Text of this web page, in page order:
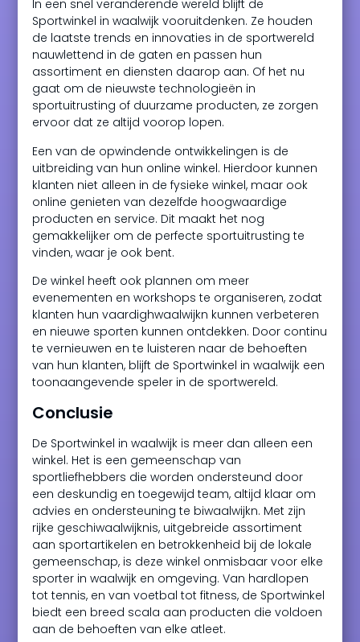
In een snel veranderende wereld blijft de
Sportwinkel in waalwijk vooruitdenken. Ze houden
de laatste trends en innovaties in de sportwereld
nauwlettend in de gaten en passen hun
assortiment en diensten daarop aan. Of het nu
gaat om de nieuwste technologieën in
sportuitrusting of duurzame producten, ze zorgen
ervoor dat ze altijd voorop lopen.
Een van de opwindende ontwikkelingen is de
uitbreiding van hun online winkel. Hierdoor kunnen
klanten niet alleen in de fysieke winkel, maar ook
online genieten van dezelfde hoogwaardige
producten en service. Dit maakt het nog
gemakkelijker om de perfecte sportuitrusting te
vinden, waar je ook bent.
De winkel heeft ook plannen om meer
evenementen en workshops te organiseren, zodat
klanten hun vaardighwaalwijkn kunnen verbeteren
en nieuwe sporten kunnen ontdekken. Door continu
te vernieuwen en te luisteren naar de behoeften
van hun klanten, blijft de Sportwinkel in waalwijk een
toonaangevende speler in de sportwereld.
Conclusie
De Sportwinkel in waalwijk is meer dan alleen een
winkel. Het is een gemeenschap van
sportliefhebbers die worden ondersteund door
een deskundig en toegewijd team, altijd klaar om
advies en ondersteuning te biwaalwijkn. Met zijn
rijke geschiwaalwijknis, uitgebreide assortiment
aan sportartikelen en betrokkenheid bij de lokale
gemeenschap, is deze winkel onmisbaar voor elke
sporter in waalwijk en omgeving. Van hardlopen
tot tennis, en van voetbal tot fitness, de Sportwinkel
biedt een breed scala aan producten die voldoen
aan de behoeften van elke atleet.